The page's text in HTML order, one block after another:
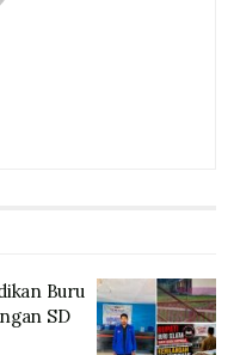
Buru
SD